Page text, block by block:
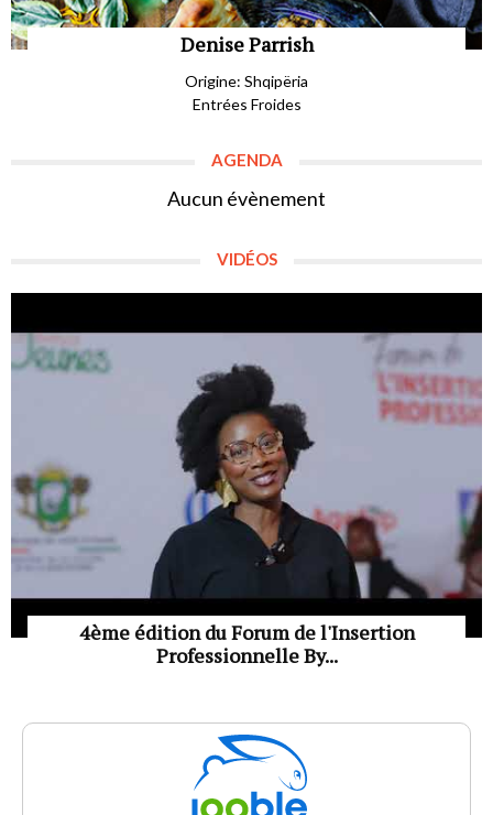
Denise Parrish
Origine: Shqipëria
Entrées Froides
AGENDA
Aucun évènement
VIDÉOS
4ème édition du Forum de l'Insertion
Professionnelle By...